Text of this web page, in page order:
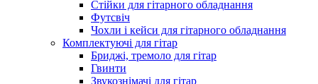
Стійки для гітарного обладнання
Футсвіч
Чохли і кейси для гітарного обладнання
Комплектуючі для гітар
Бриджі, тремоло для гітар
Гвинти
Звукознімачі для гітар